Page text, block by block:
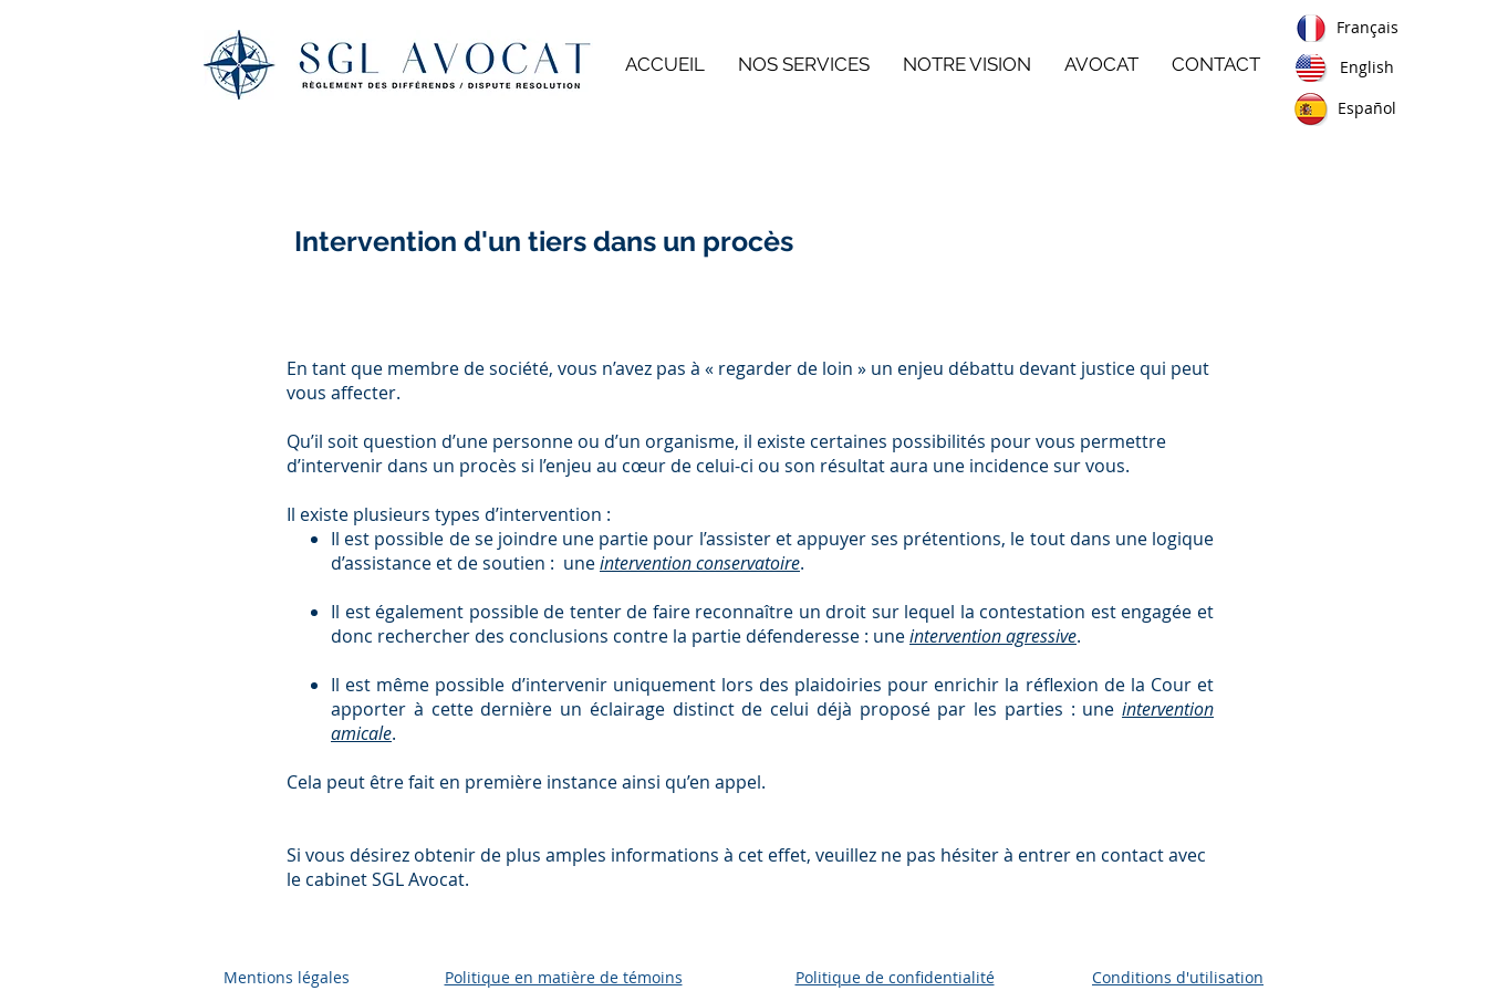
ACCUEIL NOS SERVICES NOTRE VISION AVOCAT CONTACT
Français
English
Español
Intervention d'un tiers dans un procès
​En tant que membre de société, vous n’avez pas à « regarder de loin » un enjeu débattu devant justice qui peut
vous affecter.
Qu’il soit question d’une personne ou d’un organisme, il existe certaines possibilités pour vous permettre
d’intervenir dans un procès si l’enjeu au cœur de celui-ci ou son résultat aura une incidence sur vous.
Il existe plusieurs types d’intervention :
Il est possible de se joindre une partie pour l’assister et appuyer ses prétentions, le tout dans une logique
d’assistance et de soutien : uneintervention conservatoire.
Il est également possible de tenter de faire reconnaître un droit sur lequel la contestation est engagée et
donc rechercher des conclusions contre la partie défenderesse : uneintervention agressive.
Il est même possible d’intervenir uniquement lors des plaidoiries pour enrichir la réflexion de la Cour et
apporter à cette dernière un éclairage distinct de celui déjà proposé par les parties : une intervention
amicale.
​Cela peut être fait en première instance ainsi qu’en appel.
Si vous désirez obtenir de plus amples informations à cet effet, veuillez ne pas hésiter à entrer en contact avec
le cabinet SGL Avocat.
Mentions légales
Politique en matière de témoins
Politique de confidentialité Conditions d'utilisation